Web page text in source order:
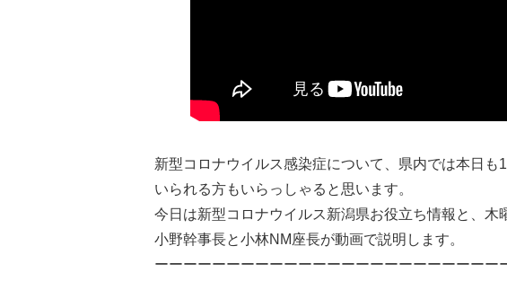
新型コロナウイルス感染症について、県内では本日
いられる方もいらっしゃると思います。
今日は新型コロナウイルス新潟県お役立ち情報と、
小野幹事長と小林NM座長が動画で説明します。
ーーーーーーーーーーーーーーーーーーーーーーーー